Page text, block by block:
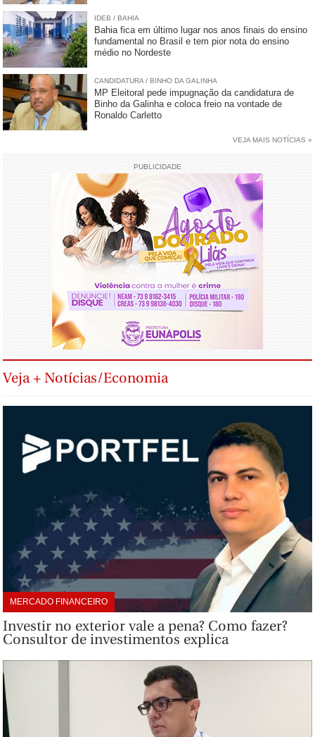
IDEB / BAHIA
Bahia fica em último lugar nos anos finais do ensino
fundamental no Brasil e tem pior nota do ensino
médio no Nordeste
CANDIDATURA / BINHO DA GALINHA
MP Eleitoral pede impugnação da candidatura de
Binho da Galinha e coloca freio na vontade de
Ronaldo Carletto
VEJA MAIS NOTÍCIAS »
PUBLICIDADE
Veja + Notícias/Economia
MERCADO FINANCEIRO
Investir no exterior vale a pena? Como fazer?
Consultor de investimentos explica